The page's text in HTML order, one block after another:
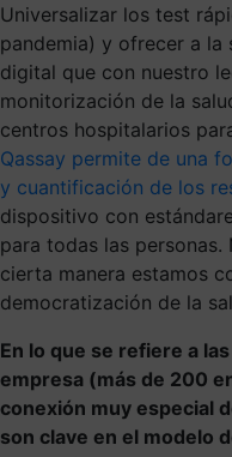
Universalizar los test
pandemia) y ofrecer a la
digital que con nuestro
monitorización de la
centros hospitalarios
Qassay permite de una
y cuantificación de los
dispositivo con
para todas las
cierta manera estamos
democratización de la
En lo que se refiere a
empresa (más de 200
conexión muy especial
son clave en el modelo